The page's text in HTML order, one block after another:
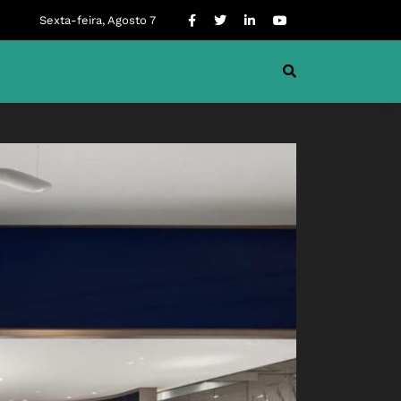
Sexta-feira, Agosto 7